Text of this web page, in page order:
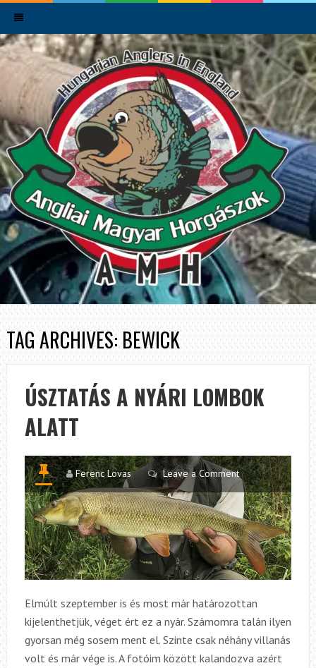
TAG ARCHIVES: BEWICK
ÚSZTATÁS A NYÁRI LOMBOK
ALATT
Ferenc Lovas Leave a Comment
Elmúlt szeptember is és most már határozottan
kijelenthetjük, véget ért ez a nyár. Számomra talán ilyen
gyorsan még sosem ment el. Szinte csak néhány villanás
volt és már vége is. A fotóim között kalandozva azért